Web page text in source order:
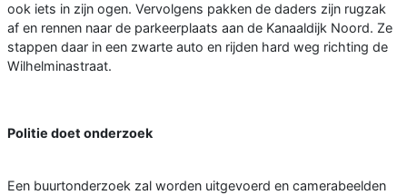
ook iets in zijn ogen. Vervolgens pakken de daders zijn rugzak
af en rennen naar de parkeerplaats aan de Kanaaldijk Noord. Ze
stappen daar in een zwarte auto en rijden hard weg richting de
Wilhelminastraat.
Politie doet onderzoek
Een buurtonderzoek zal worden uitgevoerd en camerabeelden